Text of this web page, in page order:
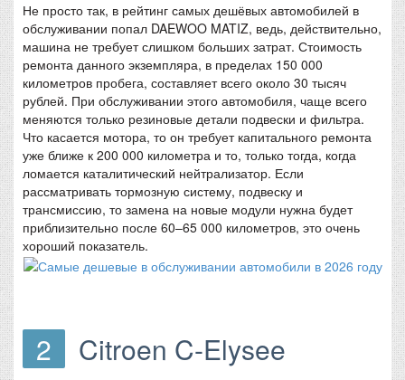
Не просто так, в рейтинг самых дешёвых автомобилей в
обслуживании попал DAEWOO MATIZ, ведь, действительно,
машина не требует слишком больших затрат. Стоимость
ремонта данного экземпляра, в пределах 150 000
километров пробега, составляет всего около 30 тысяч
рублей. При обслуживании этого автомобиля, чаще всего
меняются только резиновые детали подвески и фильтра.
Что касается мотора, то он требует капитального ремонта
уже ближе к 200 000 километра и то, только тогда, когда
ломается каталитический нейтрализатор. Если
рассматривать тормозную систему, подвеску и
трансмиссию, то замена на новые модули нужна будет
приблизительно после 60–65 000 километров, это очень
хороший показатель.
2 Citroen C-Elysee